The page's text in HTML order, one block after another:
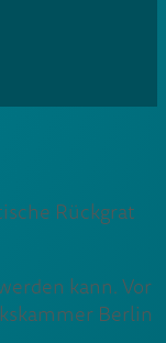
Rückgrat
kann. Vor
Berlin